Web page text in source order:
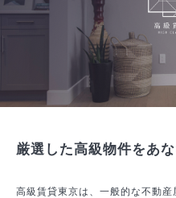
厳選した高級物件をあ
高級賃貸東京は、一般的な不動